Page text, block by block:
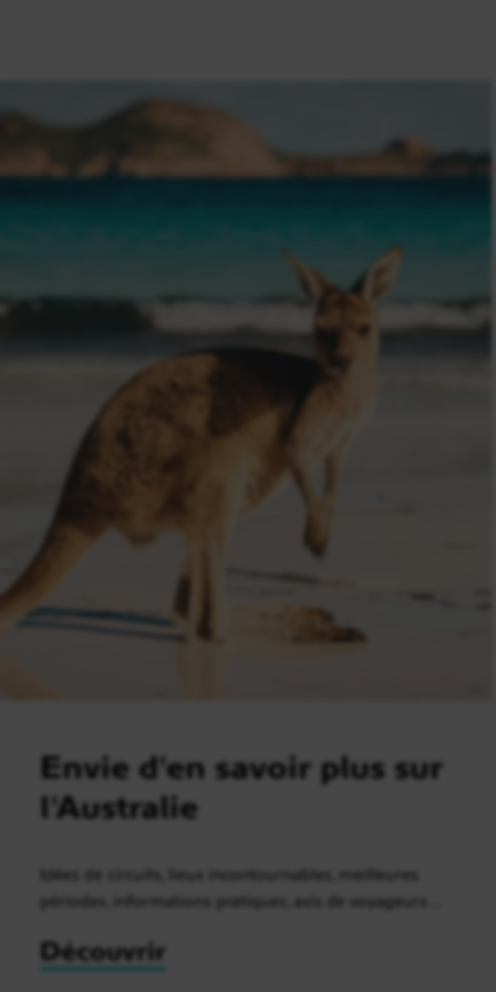
Envie d'en savoir plus sur
l'Australie
Idées de circuits, lieux incontournables, meilleures
périodes, informations pratiques, avis de voyageurs…
Découvrir